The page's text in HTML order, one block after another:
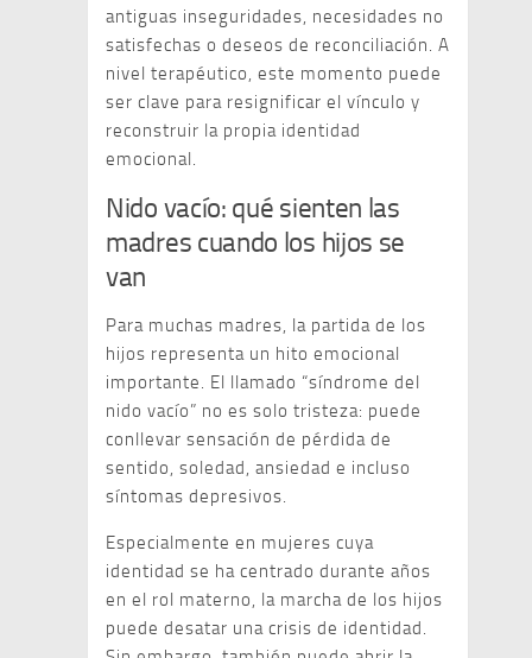
antiguas inseguridades, necesidades no
satisfechas o deseos de reconciliación. A
nivel terapéutico, este momento puede
ser clave para resignificar el vínculo y
reconstruir la propia identidad
emocional.
Nido vacío: qué sienten las
madres cuando los hijos se
van
Para muchas madres, la partida de los
hijos representa un hito emocional
importante. El llamado “síndrome del
nido vacío” no es solo tristeza: puede
conllevar sensación de pérdida de
sentido, soledad, ansiedad e incluso
síntomas depresivos.
Especialmente en mujeres cuya
identidad se ha centrado durante años
en el rol materno, la marcha de los hijos
puede desatar una crisis de identidad.